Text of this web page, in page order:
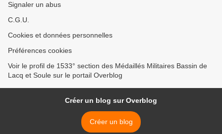
Signaler un abus
C.G.U.
Cookies et données personnelles
Préférences cookies
Voir le profil de 1533° section des Médaillés Militaires Bassin de
Lacq et Soule sur le portail Overblog
Créer un blog sur Overblog
Créer un blog